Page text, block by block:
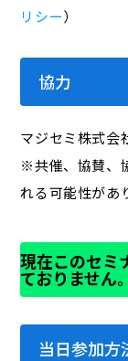
リシー）
協力
マジセミ株式会
※共催、協賛、
れる可能性があ
現在このセミ
ておりません。
当日参加方